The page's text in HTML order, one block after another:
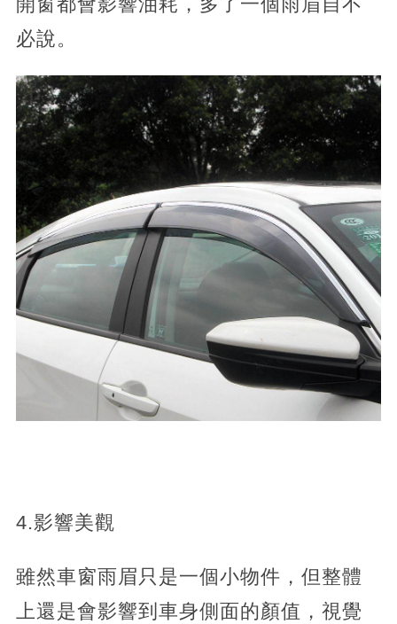
必說。
4.影響美觀
雖然車窗雨眉只是一個小物件，但整體
上還是會影響到車身側面的顏值，視覺